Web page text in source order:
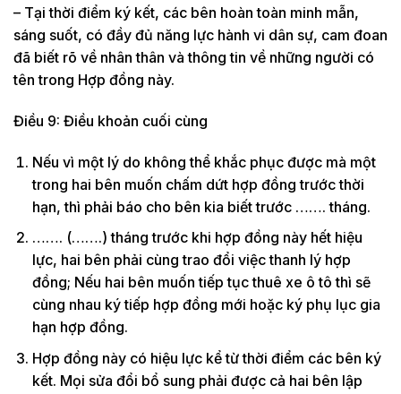
– Tại thời điểm ký kết, các bên hoàn toàn minh mẫn,
sáng suốt, có đầy đủ năng lực hành vi dân sự, cam đoan
đã biết rõ về nhân thân và thông tin về những người có
tên trong Hợp đồng này.
Điều 9: Điều khoản cuối cùng
Nếu vì một lý do không thể khắc phục được mà một
trong hai bên muốn chấm dứt hợp đồng trước thời
hạn, thì phải báo cho bên kia biết trước ……. tháng.
……. (…….) tháng trước khi hợp đồng này hết hiệu
lực, hai bên phải cùng trao đổi việc thanh lý hợp
đồng; Nếu hai bên muốn tiếp tục thuê xe ô tô thì sẽ
cùng nhau ký tiếp hợp đồng mới hoặc ký phụ lục gia
hạn hợp đồng.
Hợp đồng này có hiệu lực kể từ thời điểm các bên ký
kết. Mọi sửa đổi bổ sung phải được cả hai bên lập